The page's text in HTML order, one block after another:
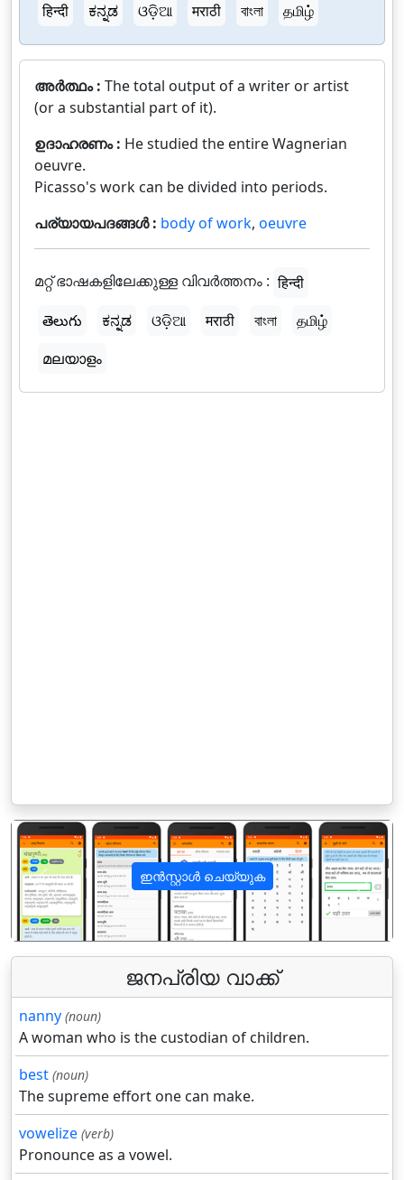
हिन्दी
ಕನ್ನಡ ଓଡ଼ିଆ मराठी বাংলা தமிழ்
അർത്ഥം : The total output of a writer or artist
(or a substantial part of it).
ഉദാഹരണം : He studied the entire Wagnerian
oeuvre.
Picasso's work can be divided into periods.
പര്യായപദങ്ങൾ : body of work, oeuvre
മറ്റ് ഭാഷകളിലേക്കുള്ള വിവർത്തനം : हिन्दी
తెలుగు
ಕನ್ನಡ ଓଡ଼ିଆ मराठी বাংলা
தமிழ்
മലയാളം
ഇൻസ്റ്റാൾ ചെയ്യുക
पिछला अगला
ജനപ്രിയ വാക്ക്
nanny (noun)
A woman who is the custodian of children.
best (noun)
The supreme effort one can make.
vowelize (verb)
Pronounce as a vowel.